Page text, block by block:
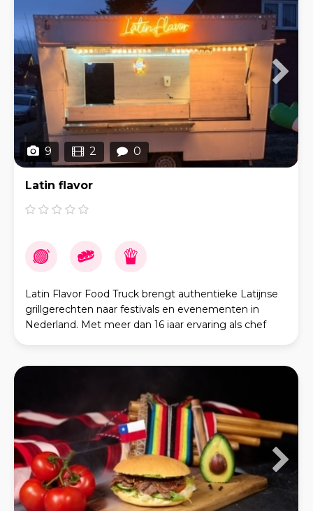
9 2 0
Latin flavor
Latin Flavor Food Truck brengt authentieke Latijnse
grillgerechten naar festivals en evenementen in
Nederland. Met meer dan 16 iaar ervaring als chef